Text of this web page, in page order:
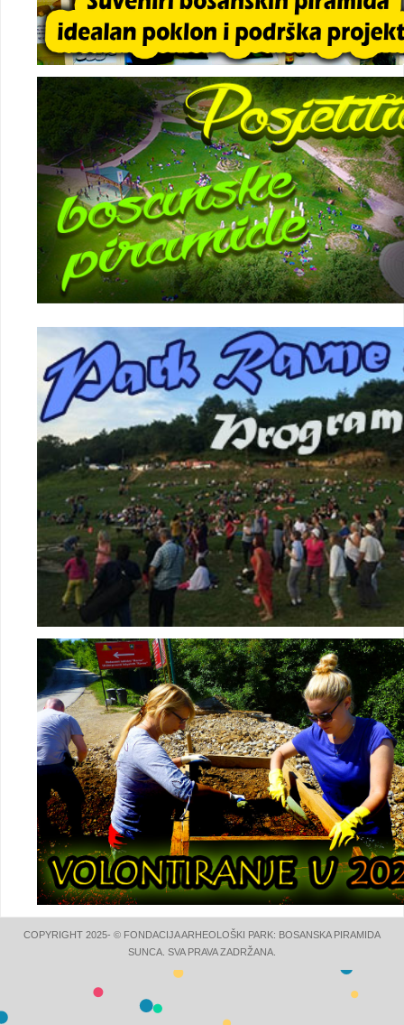
COPYRIGHT 2025- © FONDACIJA ARHEOLOŠKI PARK: BOSANSKA PIRAMIDA
SUNCA. SVA PRAVA ZADRŽANA.